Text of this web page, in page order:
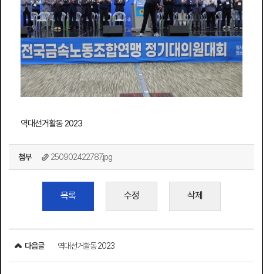
역대선거활동 2023
첨부 250902422787.jpg
목록 수정 삭제
다음글 역대선거활동 2023